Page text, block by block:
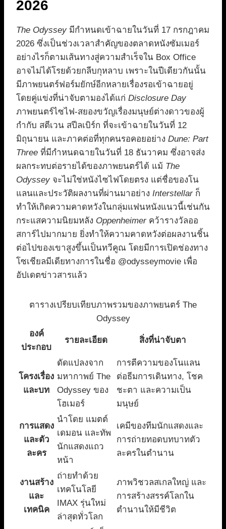
2026
The Odyssey มีกำหนดเข้าฉายในวันที่ 17 กรกฎาคม
2026 ซึ่งเป็นช่วงเวลาสำคัญของตลาดหนังซัมเมอร์
อย่างไรก็ตามเส้นทางสู่ความสำเร็จใน Box Office
อาจไม่ได้โรยด้วยกลีบกุหลาบ เพราะในปีเดียวกันนั้น
มีภาพยนตร์ฟอร์มยักษ์อีกหลายเรื่องรอเข้าฉายอยู่
โดยคู่แข่งที่น่าจับตามองได้แก่ Disclosure Day
ภาพยนตร์ไซไฟ-สยองขวัญเรื่องมนุษย์ต่างดาวของผู้
กำกับ สตีเวน สปีลเบิร์ก ที่จะเข้าฉายในวันที่ 12
มิถุนายน และภาคต่อที่ทุกคนรอคอยอย่าง Dune: Part
Three ที่มีกำหนดฉายในวันที่ 18 ธันวาคม ซึ่งอาจส่ง
ผลกระทบต่อรายได้ของภาพยนตร์ได้ แม้ The
Odyssey จะไม่ใช่หนังไซไฟโดยตรง แต่ชื่อของโน
แลนและประวัติผลงานที่ผ่านมาอย่าง Interstellarก็
ทำให้เกิดความคาดหวังในกลุ่มแฟนหนังแนวนี้เช่นกัน
กระแสความนิยมหลัง Oppenheimerคว้ารางวัลออ
สการ์ไปมากมาย ยิ่งทำให้ความคาดหวังต่อผลงานชิ้น
ต่อไปของเขาสูงขึ้นเป็นทวีคูณ โดยมีการเปิดช่องทาง
โซเชียลมีเดียทางการในชื่อ @odysseymovie เพื่อ
อัปเดตข่าวสารแล้ว
ตารางเปรียบเทียบภาพรวมของภาพยนตร์ The
Odyssey
องค์
ประกอบ
รายละเอียด สิ่งที่น่าจับตา
โครงเรื่อง
และบท
ดัดแปลงจาก
มหากาพย์ The
Odyssey ของ
โฮเมอร์
การตีความของโนแลน
ต่อธีมการเดินทาง, โชค
ชะตา และความเป็น
มนุษย์
การแสดง
และตัว
ละคร
นำโดย แมตต์
เดมอน และทัพ
นักแสดงแถว
หน้า
เคมีของทีมนักแสดงและ
การถ่ายทอดบทบาทตัว
ละครในตำนาน
งานสร้าง
และ
เทคนิค
ถ่ายทำด้วย
เทคโนโลยี
IMAX รุ่นใหม่
ล่าสุดทั่วโลก
ภาพวิชวลสเกลใหญ่ และ
การสร้างสรรค์โลกใน
ตำนานให้มีชีวิต